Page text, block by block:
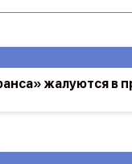
жалуются в